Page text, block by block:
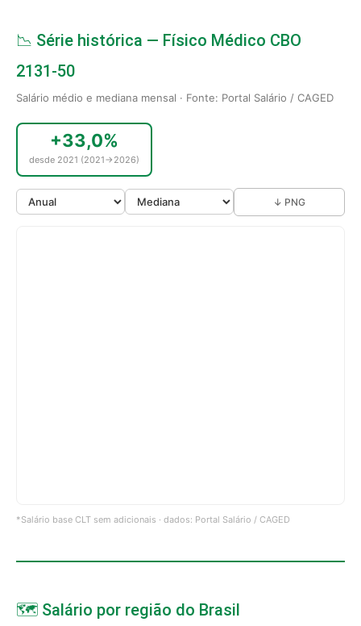
📉 Série histórica — Físico Médico CBO
2131-50
Salário médio e mediana mensal · Fonte: Portal Salário / CAGED
+33,0%
desde 2021 (2021→2026)
↓ PNG
*Salário base CLT sem adicionais · dados: Portal Salário / CAGED
🗺️ Salário por região do Brasil